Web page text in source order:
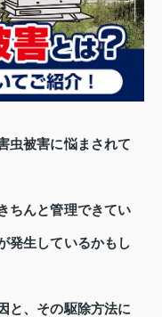
虫被害に悩まされて
ちんと管理できてい
発生しているかもし
と、その駆除方法に